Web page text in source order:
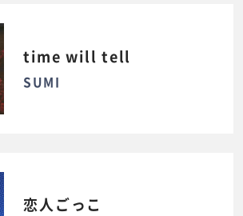
time will tell
SUMI
恋人ごっこ